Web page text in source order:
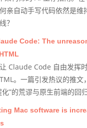
亲自动手写代码依然是维
？
Code: The
Claude Code 自由发挥
。一篇引发热议的推文
”的荒谬与原生前端的回归
Mac software is